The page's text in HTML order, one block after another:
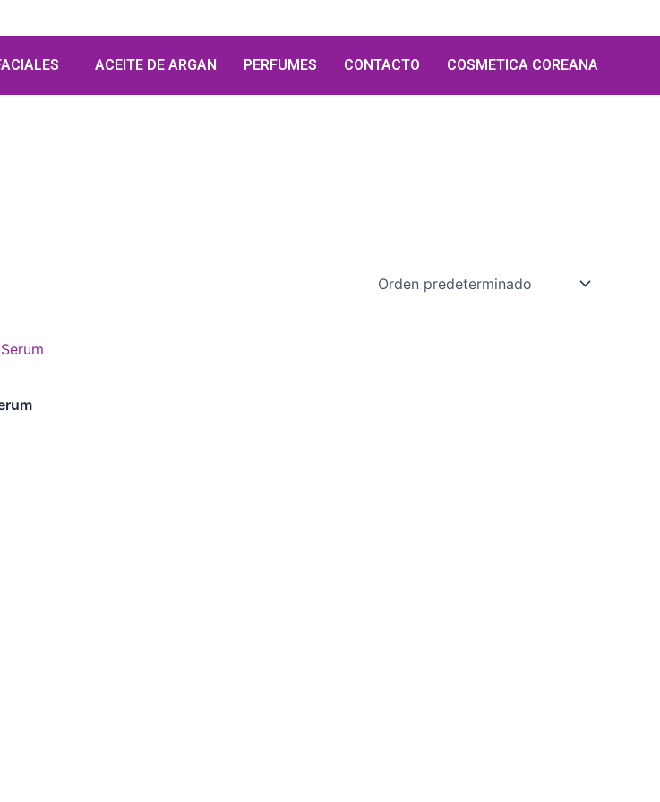
ACEITE DE ARGAN PERFUMES CONTACTO COSMETICA COREANA